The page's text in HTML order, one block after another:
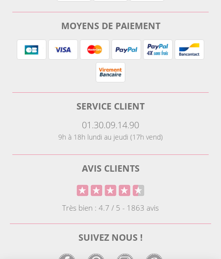
MOYENS DE PAIEMENT
SERVICE CLIENT
01.30.09.14.90
9h à 18h lundi au jeudi (17h vend)
AVIS CLIENTS
Très bien : 4.7 / 5 - 1863 avis
SUIVEZ NOUS !